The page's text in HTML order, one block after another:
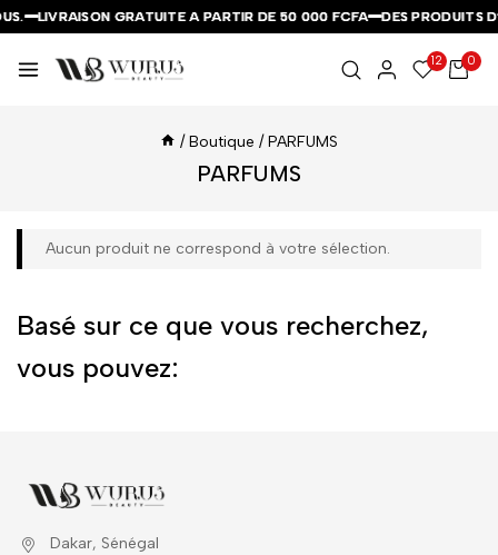
LIVRAISON GRATUITE A PARTIR DE 50 000 FCFA DES PRODUITS
LIVRAISON GRATUITE A PARTIR DE 50 000 FCFA DES PRODUITS
LIVRAISON GRATUITE A PARTIR DE 50 000 FCFA DES PRODUITS
12 0
/ Boutique / PARFUMS
PARFUMS
Aucun produit ne correspond à votre sélection.
Basé sur ce que vous recherchez,
vous pouvez:
Dakar, Sénégal